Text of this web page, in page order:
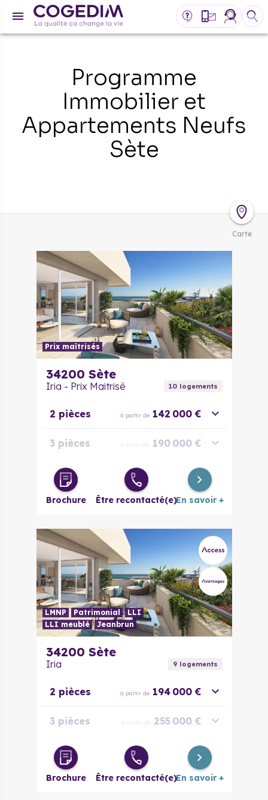
Programme
Immobilier et
Appartements Neufs
Sète
Carte
Prix maîtrisés
34200 Sète
Iria - Prix Maitrisé 10logements
2 pièces à partir de 142 000 €
3 pièces à partir de 190 000 €
4 pièces à partir de 269 000 €
Brochure Être recontacté(e)En savoir +
LMNP Patrimonial
LLI
LLI meublé
Jeanbrun
34200 Sète
Iria 9logements
2 pièces à partir de 194 000 €
3 pièces à partir de 255 000 €
4 pièces à partir de 495 000 €
Brochure Être recontacté(e)En savoir +